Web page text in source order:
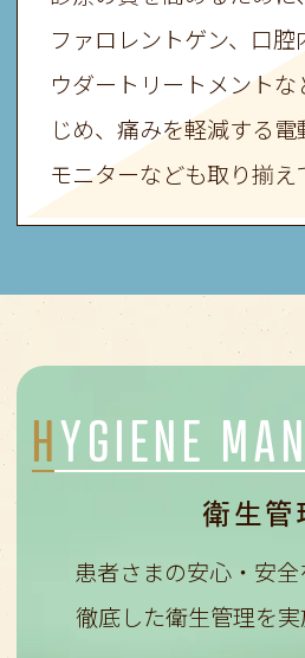
ファロレントゲン、 口腔
ウダートリートメント
じめ、 痛みを軽減する
モニターなども取り揃え
HYGIENE
衛生管
患者さまの安心・安全
徹底した衛生管理を実